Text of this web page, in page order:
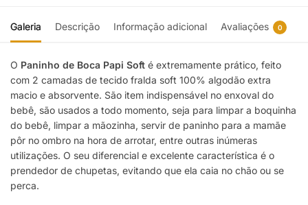
Galeria Descrição Informação adicional Avaliações 0
O Paninho de Boca Papi Soft é extremamente prático, feito
com 2 camadas de tecido fralda soft 100% algodão extra
macio e absorvente. São item indispensável no enxoval do
bebê, são usados a todo momento, seja para limpar a boquinha
do bebê, limpar a mãozinha, servir de paninho para a mamãe
pôr no ombro na hora de arrotar, entre outras inúmeras
utilizações. O seu diferencial e excelente característica é o
prendedor de chupetas, evitando que ela caia no chão ou se
perca.